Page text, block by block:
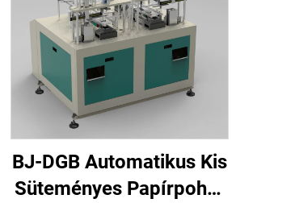
BJ-DGB Automatikus Kis
Süteményes Papírpohár